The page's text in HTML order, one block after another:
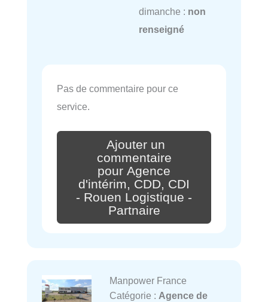
dimanche : non
renseigné
Pas de commentaire pour ce
service.
Ajouter un
commentaire
pour Agence
d'intérim, CDD, CDI
- Rouen Logistique -
Partnaire
Manpower France
Catégorie : Agence de